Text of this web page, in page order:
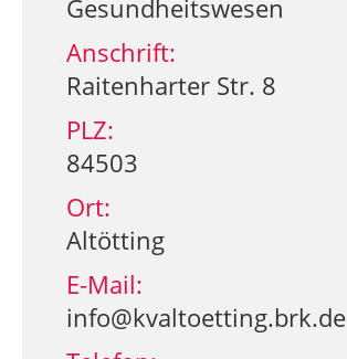
Gesundheitswesen
Anschrift:
Raitenharter Str. 8
PLZ:
84503
Ort:
Altötting
E-Mail:
info@kvaltoetting.brk.de